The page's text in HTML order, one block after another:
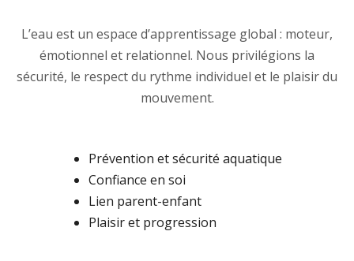
L’eau est un espace d’apprentissage global : moteur,
émotionnel et relationnel. Nous privilégions la
sécurité, le respect du rythme individuel et le plaisir du
mouvement.
Prévention et sécurité aquatique
Confiance en soi
Lien parent-enfant
Plaisir et progression